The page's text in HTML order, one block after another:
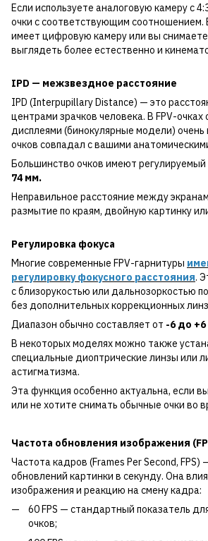
Если используете аналоговую камеру с
очки с соответствующим соотношением.
имеет цифровую камеру или вы
выглядеть более естественно и
IPD — межзвездное расстояние
IPD (Interpupillary Distance) — это
центрами зрачков человека. В FPV-
дисплеями (бинокулярные модели)
очков совпадал с вашими
Большинство очков имеют регулируемый
74 мм.
Неправильное расстояние между
размытие по краям, двойную картинку
Регулировка фокуса
Многие современные FPV-гарнитуры
регулировку фокусного расстояния.
с близорукостью или дальнозоркостью
без дополнительных коррекционных
Диапазон обычно составляет от -6 до
В некоторых моделях можно также
специальные диоптрические линзы или
астигматизма.
Эта функция особенно актуальна, если
или не хотите снимать обычные очки во
Частота обновления изображения
Частота кадров (Frames Per Second, FPS)
обновлений картинки в секунду. Она
изображения и реакцию на смену кадра:
60 FPS — стандартный показатель
очков;